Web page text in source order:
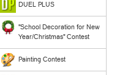
DUEL PLUS
"School Decoration for New
Year/Christmas" Contest
Painting Contest